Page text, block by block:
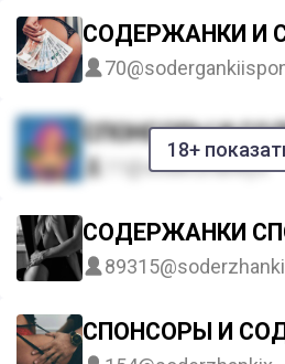
СОДЕРЖАНКИ И
70
18+
СПОНСОРЫ И
@soderzhankys
СОДЕРЖАНКИ
89315
СПОНСОРЫ И